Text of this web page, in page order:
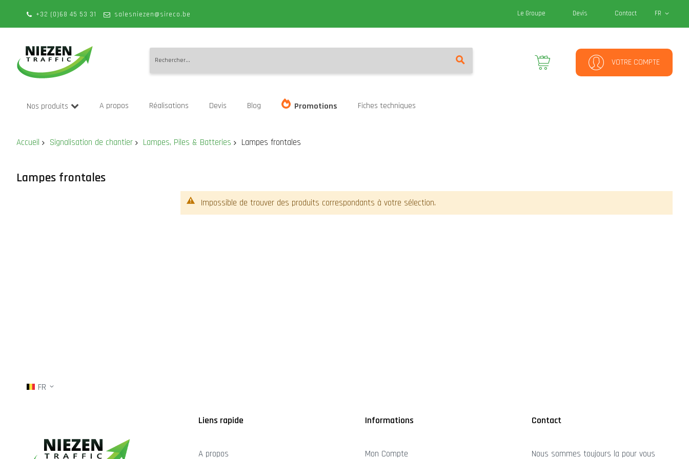
+32 (0)68 45 53 31 salesniezen@sireco.be FR
Le Groupe Devis Contact
VOTRE COMPTE
Mon panier
contenuNos produits A propos Réalisations Devis Blog Promotions Fiches techniques
Accueil Signalisation de chantier Lampes, Piles & Batteries Lampes frontales
Lampes frontales
Impossible de trouver des produits correspondants à votre sélection.
FR
Liens rapide
A propos
Informations
Mon Compte
Contact
Nous sommes toujours la pour vous